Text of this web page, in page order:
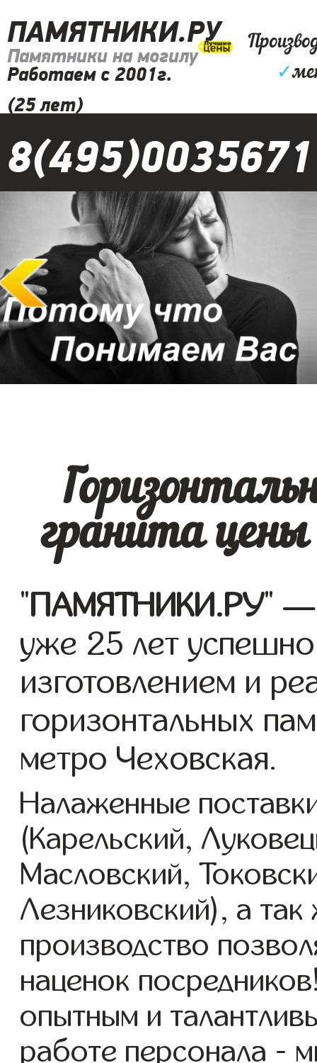
ПАМЯТНИКИ.РУ
Памятники на могилу
Работаем с 2001г.
(25 лет)
✓
8(495)0035671
гранита
"ПАМЯТНИКИ.РУ" —
уже 25 лет
изготовлением и
горизонтальных
метро Чеховская.
Налаженные
(Карельский,
Масловский,
Лезниковский), а
производство
наценок
опытным и
работе персонала -